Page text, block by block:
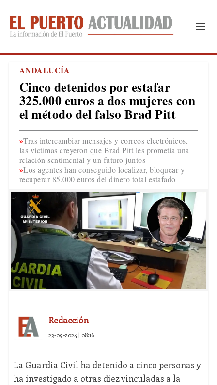
ANDALUCÍA
Cinco detenidos por estafar
325.000 euros a dos mujeres con
el método del falso Brad Pitt
Tras intercambiar mensajes y correos electrónicos,
las víctimas creyeron que Brad Pitt les prometía una
relación sentimental y un futuro juntos
Los agentes han conseguido localizar, bloquear y
recuperar 85.000 euros del dinero total estafado
Redacción
23-09-2024 | 08:16
La Guardia Civil ha detenido a cinco personas y
ha investigado a otras diez vinculadas a la